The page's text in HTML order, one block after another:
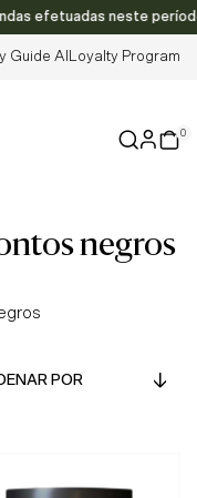
efetuadas neste
Guide AI Loyalty Program
0
negros
vendidos